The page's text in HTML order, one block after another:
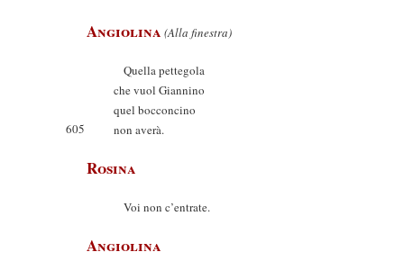
Angiolina (Alla finestra)
Quella pettegola
che vuol Giannino
quel bocconcino
605
non averà.
Rosina
Voi non c’entrate.
Angiolina